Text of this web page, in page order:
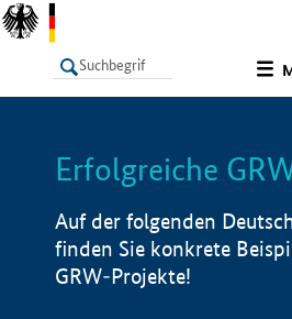
LISTE
Erfolgreiche
Auf der folgenden
finden Sie konkrete
GRW-Projekte!